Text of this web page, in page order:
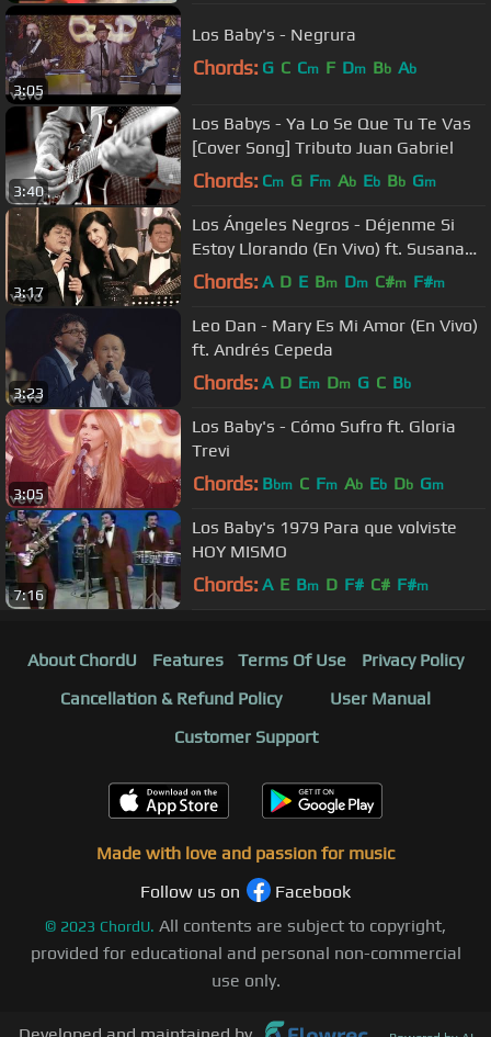
3:05
Los Baby's - Negrura
Chords: G C Cm F Dm Bb Ab
3:40
Los Babys - Ya Lo Se Que Tu Te Vas
[Cover Song] Tributo Juan Gabriel
Chords: Cm G Fm Ab Eb Bb Gm
3:17
Los Ángeles Negros - Déjenme Si
Estoy Llorando (En Vivo) ft. Susana
Zabaleta
Chords: A D E Bm Dm C#m F#m
3:23
Leo Dan - Mary Es Mi Amor (En Vivo)
ft. Andrés Cepeda
Chords: A D Em Dm G C Bb
3:05
Los Baby's - Cómo Sufro ft. Gloria
Trevi
Chords: Bbm C Fm Ab Eb Db Gm
7:16
Los Baby's 1979 Para que volviste
HOY MISMO
Chords: A E Bm D F# C# F#m
About ChordU Features Terms Of Use
Privacy Policy
Cancellation & Refund Policy
User Manual
Customer Support
Made with love and passion for music
Follow us on
Facebook
© 2023 ChordU. All contents are subject to copyright,
provided for educational and personal non-commercial
use only.